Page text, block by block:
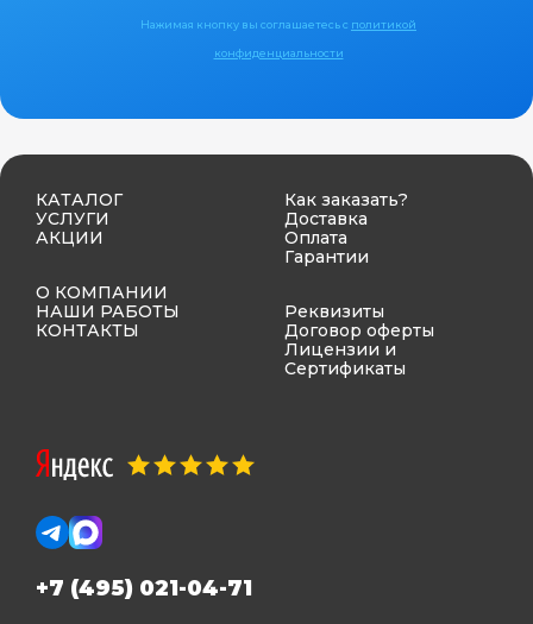
Нажимая кнопку вы соглашаетесь с политикой
конфиденциальности
КАТАЛОГ
УСЛУГИ
АКЦИИ
О КОМПАНИИ
НАШИ РАБОТЫ
КОНТАКТЫ
Как заказать?
Доставка
Оплата
Гарантии
Реквизиты
Договор оферты
Лицензии и
Сертификаты
+7 (495) 021-04-71